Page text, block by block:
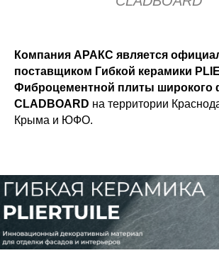
Компания АРАКС является
поставщиком Гибкой керамики
Фиброцементной плиты широкого
CLADBOARD на территории
Крыма и ЮФО.